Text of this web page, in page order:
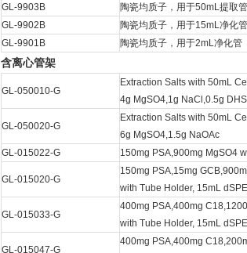
GL-9903B
陶瓷均质子，用于50mL提取管
GL-9902B
陶瓷均质子，用于15mL净化管
GL-9901B
陶瓷均质子，用于2mL净化管
含离心管架
GL-050010-G
Extraction Salts with 50mL
4g MgSO4,1g NaCl,0.5g
GL-050020-G
Extraction Salts with 50mL
6g MgSO4,1.5g NaOAc
GL-015022-G 150mg PSA,900mg MgSO4
GL-015020-G
150mg PSA,15mg
with Tube Holder, 15mL dSPE
GL-015033-G
400mg PSA,400mg
with Tube Holder, 15mL dSPE
GL-015047-G
400mg PSA,400mg